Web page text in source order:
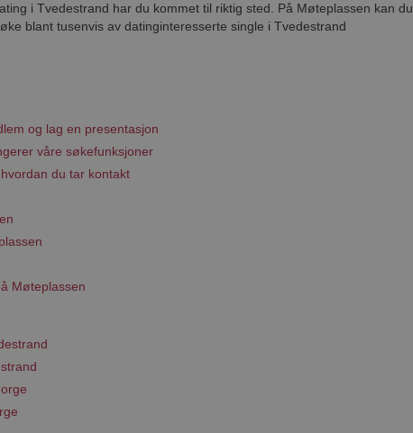
i Tvedestrand har du kommet til riktig sted. På Møteplassen kan du
blant tusenvis av datinginteresserte single i Tvedestrand
og lag en presentasjon
våre søkefunksjoner
du tar kontakt
Møteplassen